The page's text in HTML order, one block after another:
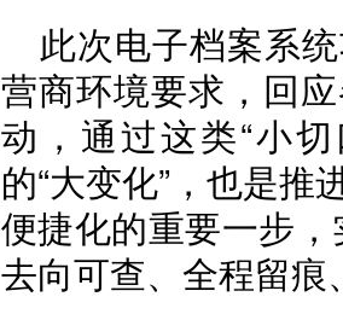
此次电子档案系
营商环境要求，回
动，通过这类“小
的“大变化”，也是
便捷化的重要一步
去向可查、全程留痕